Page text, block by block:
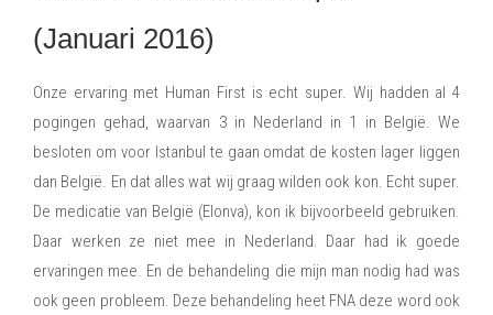
(Januari 2016)
Onze ervaring met Human First is echt super. Wij hadden al 4
pogingen gehad, waarvan 3 in Nederland in 1 in België. We
besloten om voor Istanbul te gaan omdat de kosten lager liggen
dan België. En dat alles wat wij graag wilden ook kon. Echt super.
De medicatie van België (Elonva), kon ik bijvoorbeeld gebruiken.
Daar werken ze niet mee in Nederland. Daar had ik goede
ervaringen mee. En de behandeling die mijn man nodig had was
ook geen probleem. Deze behandeling heet FNA deze word ook